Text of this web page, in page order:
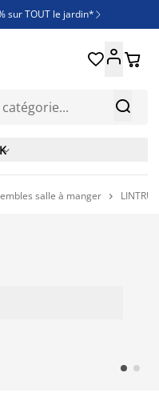
sur TOUT le jardin* 
literie
la collection

 

salle à manger 